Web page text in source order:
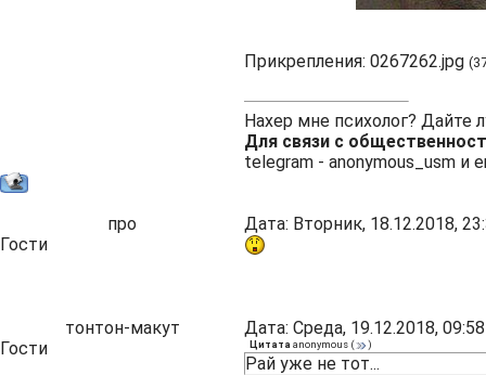
Прикрепления: 0267262.jpg
Нахер мне психолог? Дайте
Для связи с
telegram - anonymous_usm и
про
Дата: Вторник, 18.12.2018,
Гости
тонтон-макут
Дата: Среда, 19.12.2018,
Гости
Цитата anonymous ( )
Рай уже не тот...